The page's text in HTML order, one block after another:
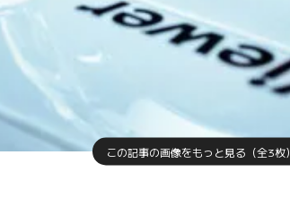
この記事の画像をもっと見る（全3枚）